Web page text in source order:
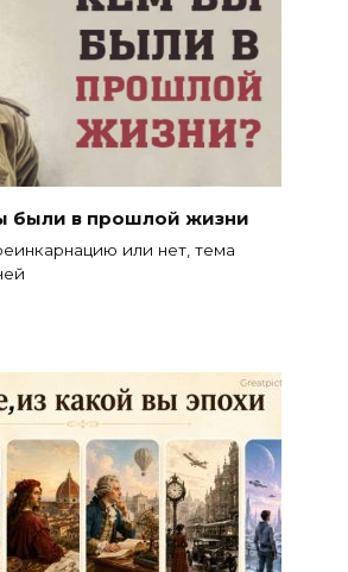
были в прошлой жизни
или нет, тема